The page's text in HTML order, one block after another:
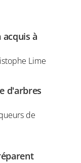
acquis à
Lime
d'arbres
de